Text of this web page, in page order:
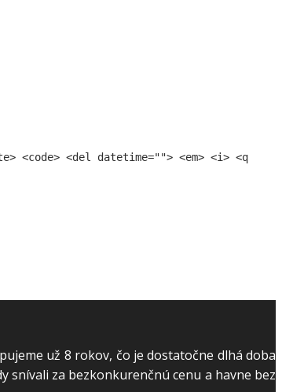
<del datetime=""> <em> <i> <q
už 8 rokov, čo je dostatočne dlhá doba
snívali za bezkonkurenčnú cenu a havne bez